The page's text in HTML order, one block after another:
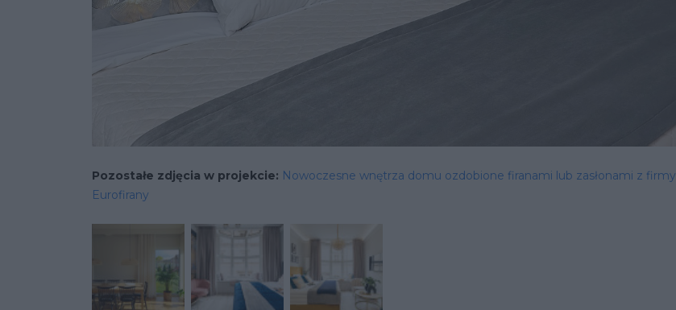
Pozostałe zdjęcia w projekcie: Nowoczesne wnętrza domu ozdobione firanami lub zasłonami z firmy
Eurofirany